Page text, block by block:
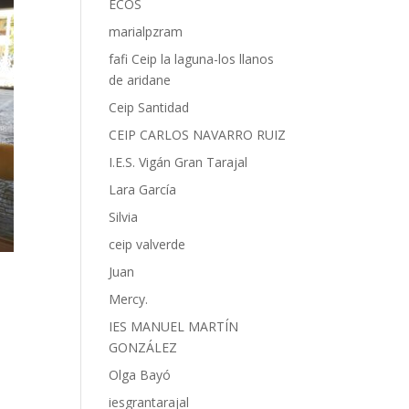
ECOS
marialpzram
fafi Ceip la laguna-los llanos
de aridane
Ceip Santidad
CEIP CARLOS NAVARRO RUIZ
I.E.S. Vigán Gran Tarajal
Lara García
Silvia
ceip valverde
Juan
Mercy.
IES MANUEL MARTÍN
GONZÁLEZ
Olga Bayó
iesgrantarajal